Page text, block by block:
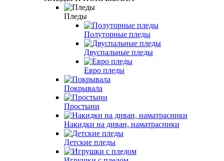
Пледы
Полуторные пледы
Двуспальные пледы
Евро пледы
Покрывала
Простыни
Накидки на диван, наматрасники
Детские пледы